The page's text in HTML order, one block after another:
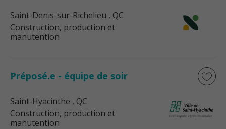
Saint-Denis-sur-Richelieu , QC
Construction, production et
manutention
Préposé.e - équipe de soir
Saint-Hyacinthe , QC
Construction, production et
manutention